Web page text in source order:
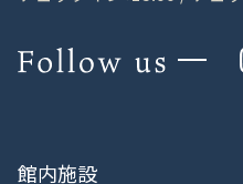
館内施設